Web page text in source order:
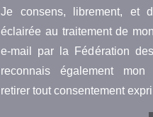
Je consens, librement, et
éclairée au traitement de
e-mail par la Fédération
reconnais également
retirer tout consentement